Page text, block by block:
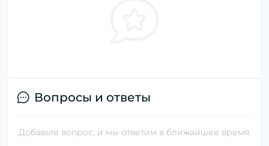
Вопросы и ответы
Добавьте вопрос, и мы ответим в ближайшее время.